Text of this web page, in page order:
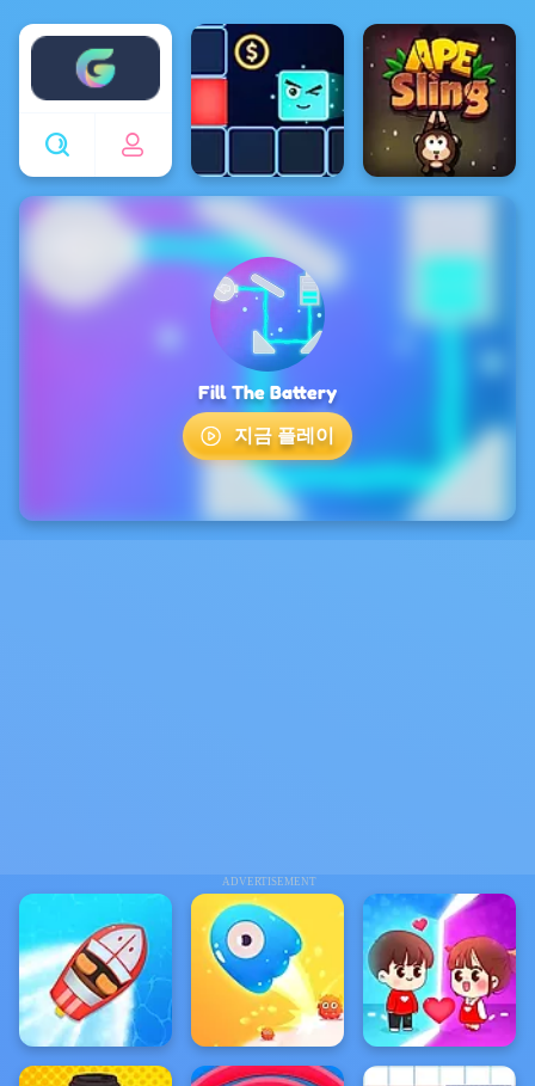
Enjoy4fun
ADVERTISEMENT
Fill The Battery
지금 플레이